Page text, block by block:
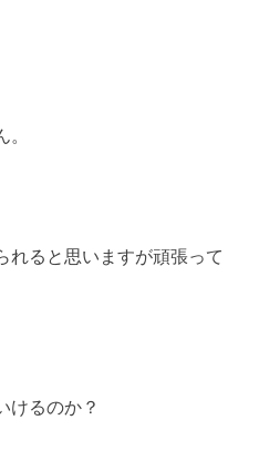
れると思いますが頑張って
けるのか？